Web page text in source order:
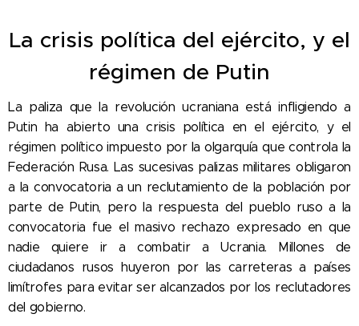
La crisis política del ejército, y el
régimen de Putin
La paliza que la revolución ucraniana está infligiendo a
Putin ha abierto una crisis política en el ejército, y el
régimen político impuesto por la olgarquía que controla la
Federación Rusa. Las sucesivas palizas militares obligaron
a la convocatoria a un reclutamiento de la población por
parte de Putin, pero la respuesta del pueblo ruso a la
convocatoria fue el masivo rechazo expresado en que
nadie quiere ir a combatir a Ucrania. Millones de
ciudadanos rusos huyeron por las carreteras a países
limítrofes para evitar ser alcanzados por los reclutadores
del gobierno.